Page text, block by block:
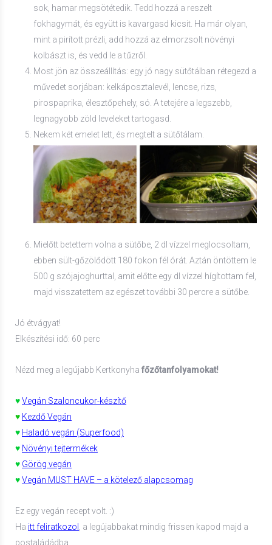
sok, hamar megsötétedik. Tedd hozzá a reszelt
fokhagymát, és együtt is kavargasd kicsit. Ha már olyan,
mint a pirított prézli, add hozzá az elmorzsolt növényi
kolbászt is, és vedd le a tűzről.
Most jön az összeállítás: egy jó nagy sütőtálban rétegezd a
művedet sorjában: kelkáposztalevél, lencse, rizs,
pirospaprika, élesztőpehely, só. A tetejére a legszebb,
legnagyobb zöld leveleket tartogasd.
Nekem két emelet lett, és megtelt a sütőtálam.
Mielőtt betettem volna a sütőbe, 2 dl vízzel meglocsoltam,
ebben sült-gőzölődött 180 fokon fél órát. Aztán öntöttem le
500 g szójajoghurttal, amit előtte egy dl vízzel hígítottam fel,
majd visszatettem az egészet további 30 percre a sütőbe.
Jó étvágyat!
Elkészítési idő: 60 perc
Nézd meg a legújabb Kertkonyha főzőtanfolyamokat!
♥Vegán Szaloncukor-készítő
♥ Kezdő Vegán
♥ Haladó vegán (Superfood)
♥ Növényi tejtermékek
♥ Görög vegán
♥Vegán MUST HAVE – a kötelező alapcsomag
Ez egy vegán recept volt. :)
Ha itt feliratkozol
, a legújabbakat mindig frissen kapod majd a
postaládádba.